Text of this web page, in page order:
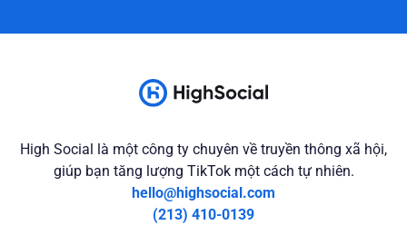
High Social là một công ty chuyên về truyền thông xã hội,
giúp bạn tăng lượng TikTok một cách tự nhiên.
hello@highsocial.com
(213) 410-0139